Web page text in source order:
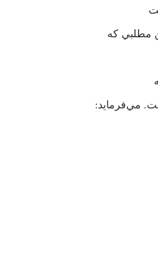
مطلبي كه
مي‌فرمايد: